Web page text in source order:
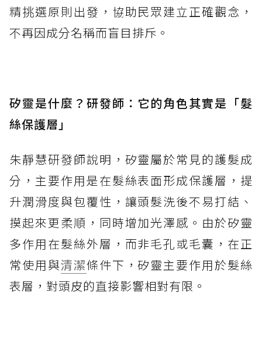
精挑選原則出發，協助民眾建立正確觀念，
不再因成分名稱而盲目排斥。
矽靈是什麼？研發師：它的角色其實是「髮
絲保護層」
朱靜慧研發師說明，矽靈屬於常見的護髮成
分，主要作用是在髮絲表面形成保護層，提
升潤滑度與包覆性，讓頭髮洗後不易打結、
摸起來更柔順，同時增加光澤感。由於矽靈
多作用在髮絲外層，而非毛孔或毛囊，在正
常使用與清潔條件下，矽靈主要作用於髮絲
表層，對頭皮的直接影響相對有限。